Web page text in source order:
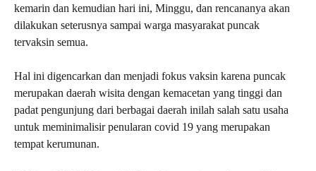
kemarin dan kemudian hari ini, Minggu, dan rencananya akan
dilakukan seterusnya sampai warga masyarakat puncak
tervaksin semua.
Hal ini digencarkan dan menjadi fokus vaksin karena puncak
merupakan daerah wisita dengan kemacetan yang tinggi dan
padat pengunjung dari berbagai daerah inilah salah satu usaha
untuk meminimalisir penularan covid 19 yang merupakan
tempat kerumunan.